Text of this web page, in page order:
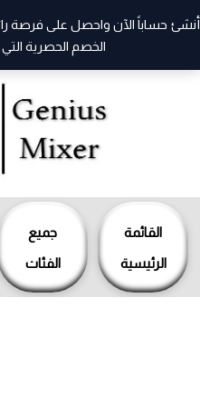
القائمة
الرئيسية
جميع
الفئات
أنشئ حساباً الآن واحصل على فرصة
الخصم الحصرية التي
تخطي